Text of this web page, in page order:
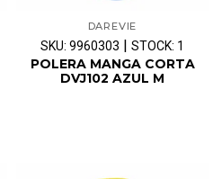
DAREVIE
SKU: 9960303 | STOCK: 1
POLERA MANGA CORTA
DVJ102 AZUL M